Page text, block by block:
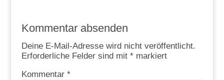
Kommentar absenden
Deine E-Mail-Adresse wird nicht veröffentlicht.
Erforderliche Felder sind mit *markiert
Kommentar *